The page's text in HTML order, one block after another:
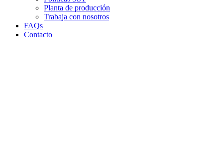
Planta de producción
Trabaja con nosotros
FAQs
Contacto